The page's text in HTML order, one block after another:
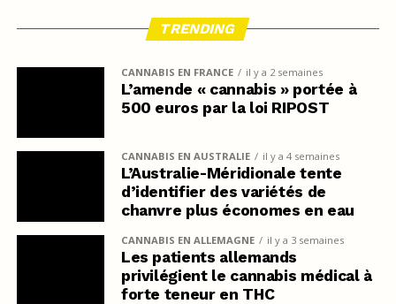
TRENDING
CANNABIS EN FRANCE il y a 2 semaines
L’amende « cannabis » portée à
500 euros par la loi RIPOST
CANNABIS EN AUSTRALIE il y a 4 semaines
L’Australie-Méridionale tente
d’identifier des variétés de
chanvre plus économes en eau
CANNABIS EN ALLEMAGNE il y a 3 semaines
Les patients allemands
privilégient le cannabis médical à
forte teneur en THC